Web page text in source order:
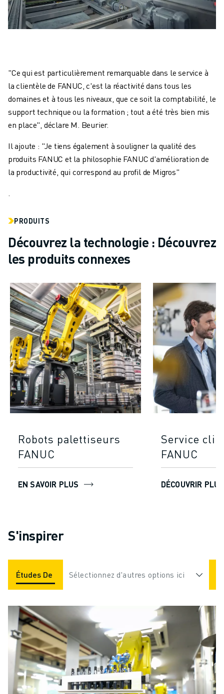
"Ce qui est particulièrement remarquable dans le service à
la clientèle de FANUC, c'est la réactivité dans tous les
domaines et à tous les niveaux, que ce soit la comptabilité, le
support technique ou la formation ; tout a été très bien mis
en place", déclare M. Beurier.
Il ajoute : "Je tiens également à souligner la qualité des
produits FANUC et la philosophie FANUC d'amélioration de
la productivité, qui correspond au profil de Migros"
PRODUITS
Découvrez la technologie : Découvrez
les produits connexes
Robots palettiseurs
FANUC
EN SAVOIR PLUS
Service
FANUC
DÉCOUVRIR PLUS
S'inspirer
Études De Cas Applications Industries
Sélectionnez d'autres options ici